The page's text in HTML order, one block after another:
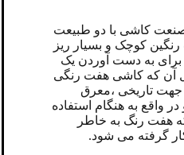
کاشی با دو طبیعت
رنگین کوچک و بسیار ریز
به دست آوردن یک
آن که کاشی هفت رنگی
جهت تاریخی ،معرق
واقع به هنگام استفاده
هفت رنگ به خاطر
گرفته می شود.